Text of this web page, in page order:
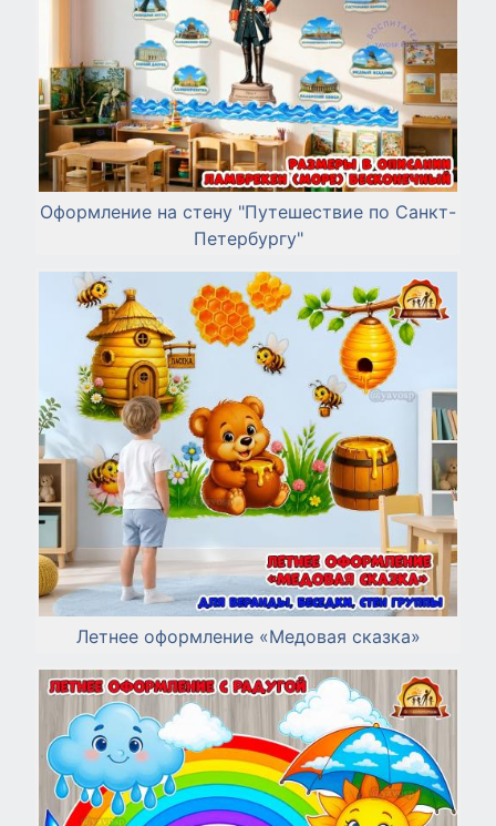
Оформление на стену "Путешествие по Санкт-
Петербургу"
Летнее оформление «Медовая сказка»